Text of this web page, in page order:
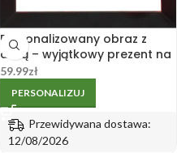
Personalizowany obraz z
datą – wyjątkowy prezent na
Walentynki
59.99zł
PERSONALIZUJ
Przewidywana dostawa:
12/08/2026